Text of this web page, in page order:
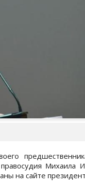
Михаила
на сайте